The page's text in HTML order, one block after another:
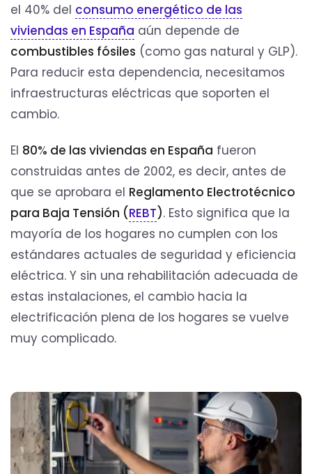
el 40% del consumo energético de las
viviendas en España aún depende de
combustibles fósiles (como gas natural y GLP).
Para reducir esta dependencia, necesitamos
infraestructuras eléctricas que soporten el
cambio.
El 80% de las viviendas en España fueron
construidas antes de 2002, es decir, antes de
que se aprobara el Reglamento Electrotécnico
para Baja Tensión (REBT). Esto significa que la
mayoría de los hogares no cumplen con los
estándares actuales de seguridad y eficiencia
eléctrica. Y sin una rehabilitación adecuada de
estas instalaciones, el cambio hacia la
electrificación plena de los hogares se vuelve
muy complicado.